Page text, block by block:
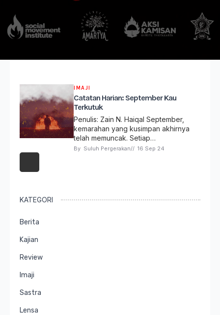
IMAJI
Catatan Harian: September Kau
Terkutuk
Penulis: Zain N. Haiqal September,
kemarahan yang kusimpan akhirnya
telah memuncak. Setiap…
By Suluh Pergerakan// 16 Sep 24
KATEGORI
Berita
Kajian
Review
Imaji
Sastra
Lensa